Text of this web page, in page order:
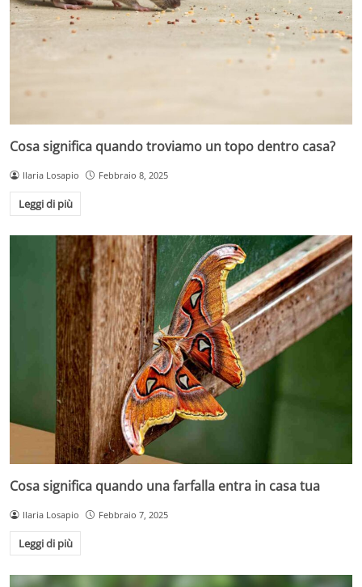
Cosa significa quando troviamo un topo dentro casa?
Ilaria Losapio Febbraio 8, 2025
Leggi di più
Cosa significa quando una farfalla entra in casa tua
Ilaria Losapio Febbraio 7, 2025
Leggi di più